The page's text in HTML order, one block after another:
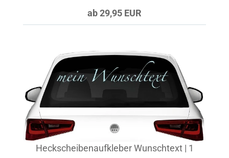
ab 29,95 EUR
Heckscheibenaufkleber Wunschtext | 1